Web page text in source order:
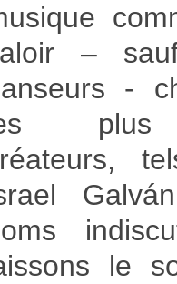
–
-
plus
le